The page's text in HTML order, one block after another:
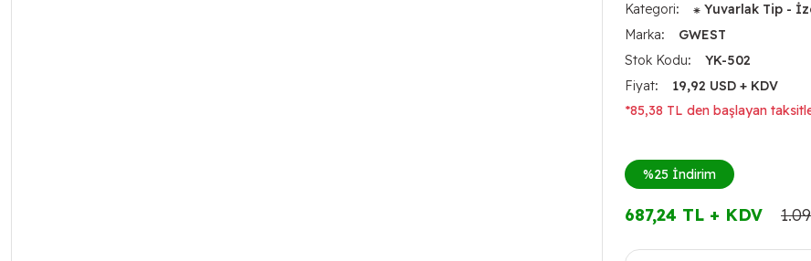
Kategori
⁕ Yuvarlak Tip -
Marka
GWEST
Stok Kodu
YK-502
Fiyat
19,92 USD + KDV
*85,38 TL den başlayan
%25 İndirim
687,24 TL + KDV